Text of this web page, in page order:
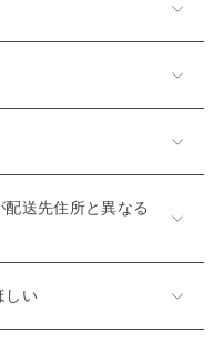
送先住所と異なる
しい